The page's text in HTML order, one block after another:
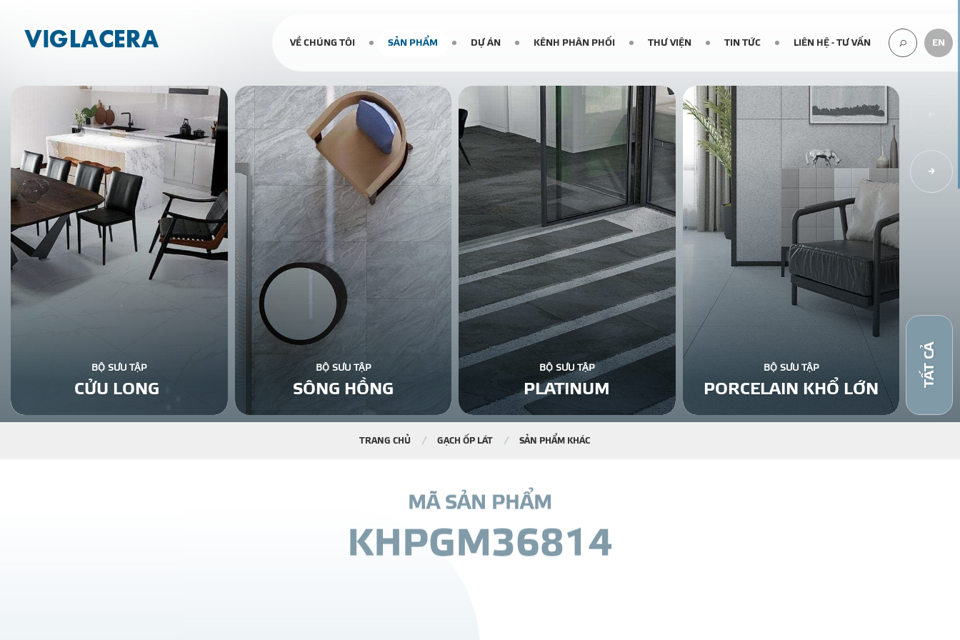
VỀ CHÚNG TÔI SẢN PHẨM DỰ ÁN KÊNH PHÂN PHỐI THƯ VIỆN TIN TỨC LIÊN HỆ - TƯ VẤN EN
BỘ SƯU TẬP
CỬU LONG
BỘ SƯU TẬP
SÔNG HỒNG
BỘ SƯU TẬP
PLATINUM
BỘ SƯU TẬP
PORCELAIN KHỔ LỚN
TẤT CẢ
TRANG CHỦ GẠCH ỐP LÁT SẢN PHẨM KHÁC
MÃ SẢN PHẨM
KHPGM36814